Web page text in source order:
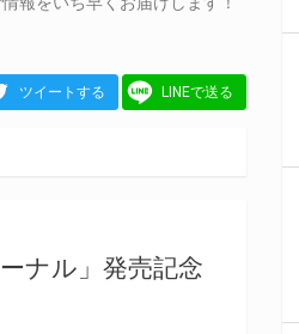
ツイートする LINEで送る
ナル」発売記念